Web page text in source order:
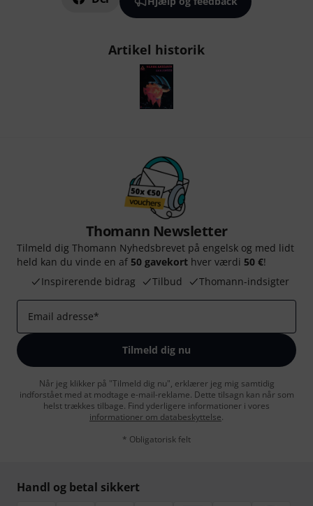
Artikel historik
Thomann Newsletter
Tilmeld dig Thomann Nyhedsbrevet på engelsk og med lidt
held kan du vinde en af 50 gavekort hver værdi 50 €!
Inspirerende bidrag
Tilbud Thomann-indsigter
Email adresse*
Tilmeld dig nu
Når jeg klikker på "Tilmeld dig nu", erklærer jeg mig samtidig
indforstået med at modtage e-mail-reklame. Dette tilsagn kan når som
helst trækkes tilbage. Find yderligere informationer i vores
informationer om databeskyttelse.
* Obligatorisk felt
Handl og betal sikkert